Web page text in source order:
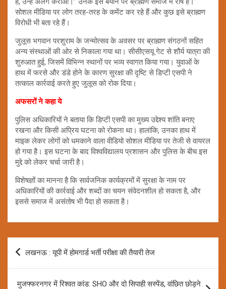
सोशल मीडिया पर लोग तरह-तरह के कमेंट कर रहे हैं और कुछ इसे ब्राह्मण
विरोधी भी बता रहे हैं।
जुलूस भगवान परशुराम के जन्मोत्सव के अवसर पर ब्राह्मण संगठनों सहित
अन्य संस्थाओं की ओर से निकाला गया था। सीसीएसयू गेट से शौर्य यात्रा की
शुरुआत हुई, जिसमें विभिन्न स्थानों पर भव्य स्वागत किया गया। युवाओं के
हाथ में फरसे और डंडे होने के कारण सुरक्षा की दृष्टि से डिप्टी एसपी ने
तत्काल कार्रवाई करते हुए जुलूस को रोक दिया।
अफसरों ने कहा ये
पुलिस अधिकारियों ने बताया कि डिप्टी एसपी का मुख्य उद्देश्य शांति बनाए
रखना और किसी अप्रिय घटना को रोकना था। हालांकि, उनका हाथ में
माइक लेकर लोगों को धमकाने वाला वीडियो सोशल मीडिया पर तेजी से वायरल
हो गया है। इस घटना के बाद विश्वविद्यालय प्रशासन और पुलिस के बीच इस
मुद्दे को लेकर चर्चा जारी है।
विशेषज्ञों का मानना है कि सार्वजनिक कार्यक्रमों में सुरक्षा के नाम पर
अधिकारियों की कार्रवाई और शब्दों का चयन संवेदनशील हो सकता है, और
इससे समाज में असंतोष भी पैदा हो सकता है।
Post
navigation
लखनऊ : यूपी में होमगार्ड भर्ती परीक्षा की तैयारी तेज
मुजफ्फरनगर में रिश्वत कांड: SHO और दो सिपाही सस्पेंड, वांछित छोड़ने